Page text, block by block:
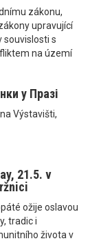
zákonu,
upravující
souvislosti s
na území
у Празі
Výstavišti,
21.5. v
ožije oslavou
tradic i
života v